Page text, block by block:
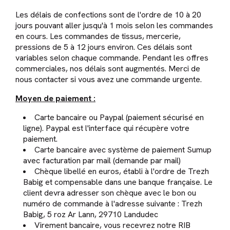
Les délais de confections sont de l'ordre de 10 à 20
jours pouvant aller jusqu'à 1 mois selon les commandes
en cours. Les commandes de tissus, mercerie,
pressions de 5 à 12 jours environ. Ces délais sont
variables selon chaque commande. Pendant les offres
commerciales, nos délais sont augmentés. Merci de
nous contacter si vous avez une commande urgente.
Moyen de paiement :
Carte bancaire ou Paypal (paiement sécurisé en
ligne). Paypal est l'interface qui récupère votre
paiement.
Carte bancaire avec système de paiement Sumup
avec facturation par mail (demande par mail)
Chèque libellé en euros, établi à l'ordre de Trezh
Babig et compensable dans une banque française. Le
client devra adresser son chèque avec le bon ou
numéro de commande à l'adresse suivante : Trezh
Babig, 5 roz Ar Lann, 29710 Landudec
Virement bancaire, vous recevrez notre RIB